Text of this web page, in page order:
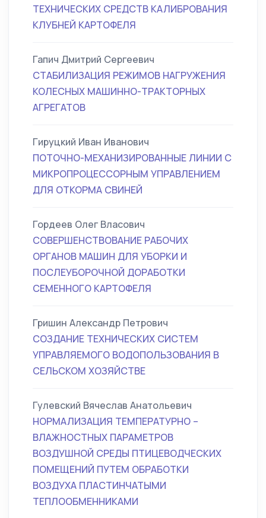
ТЕХНИЧЕСКИХ СРЕДСТВ КАЛИБРОВАНИЯ
КЛУБНЕЙ КАРТОФЕЛЯ
Гапич Дмитрий Сергеевич
СТАБИЛИЗАЦИЯ РЕЖИМОВ НАГРУЖЕНИЯ
КОЛЕСНЫХ МАШИННО-ТРАКТОРНЫХ
АГРЕГАТОВ
Гируцкий Иван Иванович
ПОТОЧНО-МЕХАНИЗИРОВАННЫЕ ЛИНИИ С
МИКРОПРОЦЕССОРНЫМ УПРАВЛЕНИЕМ
ДЛЯ ОТКОРМА СВИНЕЙ
Гордеев Олег Власович
СОВЕРШЕНСТВОВАНИЕ РАБОЧИХ
ОРГАНОВ МАШИН ДЛЯ УБОРКИ И
ПОСЛЕУБОРОЧНОЙ ДОРАБОТКИ
СЕМЕННОГО КАРТОФЕЛЯ
Гришин Александр Петрович
СОЗДАНИЕ ТЕХНИЧЕСКИХ СИСТЕМ
УПРАВЛЯЕМОГО ВОДОПОЛЬЗОВАНИЯ В
СЕЛЬСКОМ ХОЗЯЙСТВЕ
Гулевский Вячеслав Анатольевич
НОРМАЛИЗАЦИЯ ТЕМПЕРАТУРНО –
ВЛАЖНОСТНЫХ ПАРАМЕТРОВ
ВОЗДУШНОЙ СРЕДЫ ПТИЦЕВОДЧЕСКИХ
ПОМЕЩЕНИЙ ПУТЕМ ОБРАБОТКИ
ВОЗДУХА ПЛАСТИНЧАТЫМИ
ТЕПЛООБМЕННИКАМИ